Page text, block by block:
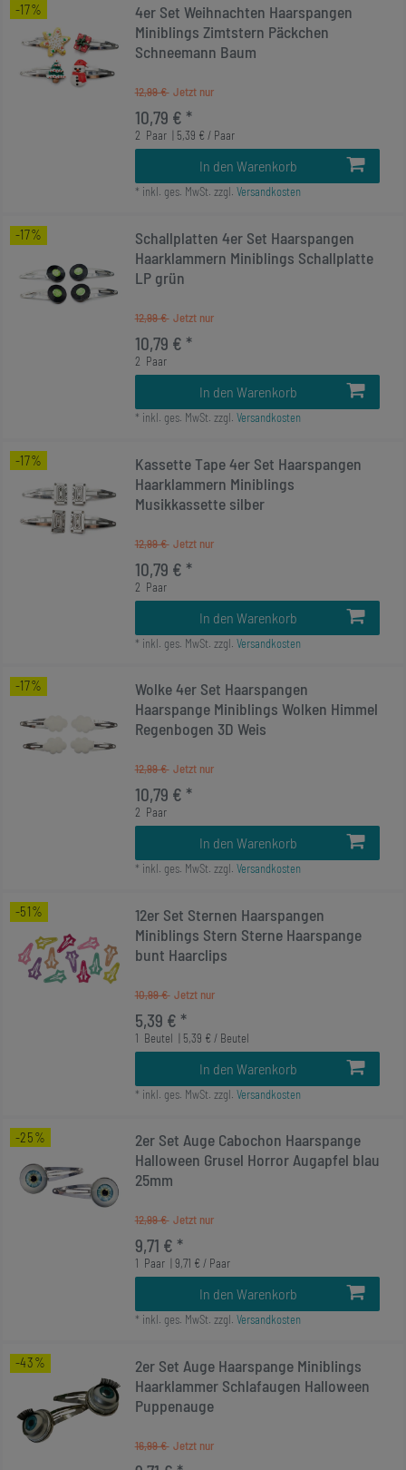
-17%
4er Set Weihnachten Haarspangen
Miniblings Zimtstern Päckchen
Schneemann Baum
12,99 €
10,79 € *
2 Paar | 5,39 € / Paar
In den Warenkorb
* inkl. ges. MwSt. zzgl. Versandkosten
-17%
Schallplatten 4er Set Haarspangen
Haarklammern Miniblings Schallplatte
LP grün
12,99 €
10,79 € *
2 Paar
In den Warenkorb
* inkl. ges. MwSt. zzgl. Versandkosten
-17%
Kassette Tape 4er Set Haarspangen
Haarklammern Miniblings
Musikkassette silber
12,99 €
10,79 € *
2 Paar
In den Warenkorb
* inkl. ges. MwSt. zzgl. Versandkosten
-17%
Wolke 4er Set Haarspangen
Haarspange Miniblings Wolken Himmel
Regenbogen 3D Weis
12,99 €
10,79 € *
2 Paar
In den Warenkorb
* inkl. ges. MwSt. zzgl. Versandkosten
-51%
12er Set Sternen Haarspangen
Miniblings Stern Sterne Haarspange
bunt Haarclips
10,99 €
5,39 € *
1 Beutel | 5,39 € / Beutel
In den Warenkorb
* inkl. ges. MwSt. zzgl. Versandkosten
-25%
2er Set Auge Cabochon Haarspange
Halloween Grusel Horror Augapfel blau
25mm
12,99 €
9,71 € *
1 Paar | 9,71 € / Paar
In den Warenkorb
* inkl. ges. MwSt. zzgl. Versandkosten
-43%
2er Set Auge Haarspange Miniblings
Haarklammer Schlafaugen Halloween
Puppenauge
16,99 €